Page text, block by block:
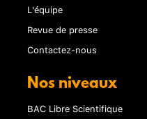
L'équipe
Revue de presse
Contactez-nous
Nos niveaux
BAC Libre Scientifique